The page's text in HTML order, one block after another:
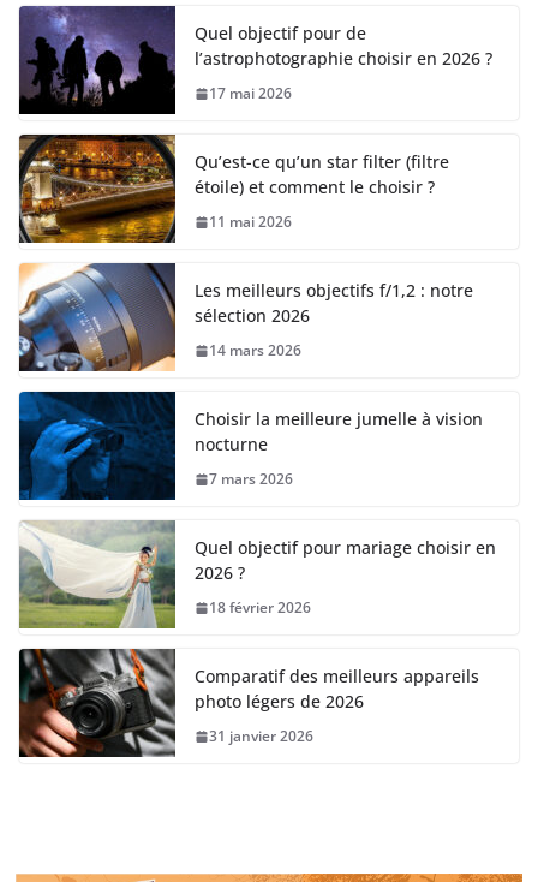
Quel objectif pour de
l’astrophotographie choisir en 2026 ?
17 mai 2026
Qu’est-ce qu’un star filter (filtre
étoile) et comment le choisir ?
11 mai 2026
Les meilleurs objectifs f/1,2 : notre
sélection 2026
14 mars 2026
Choisir la meilleure jumelle à vision
nocturne
7 mars 2026
Quel objectif pour mariage choisir en
2026 ?
18 février 2026
Comparatif des meilleurs appareils
photo légers de 2026
31 janvier 2026